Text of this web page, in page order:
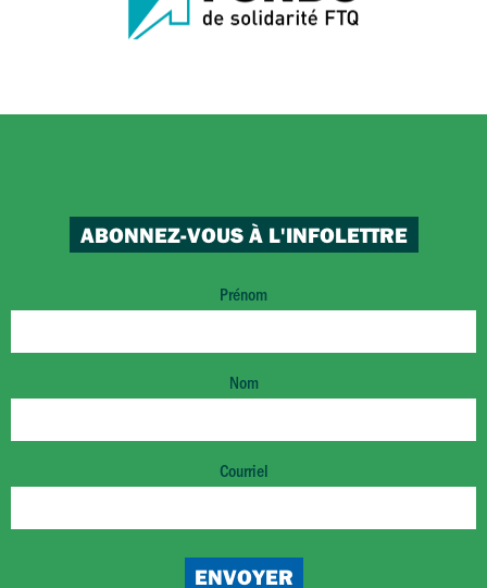
ABONNEZ-VOUS À L'INFOLETTRE
Prénom
Nom
Courriel